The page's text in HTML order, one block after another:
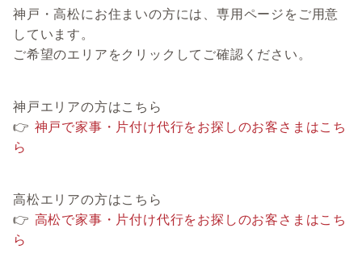
神戸・高松にお住まいの方には、専用ページをご用意
しています。
ご希望のエリアをクリックしてご確認ください。
神戸エリアの方はこちら
👉 神戸で家事・片付け代行をお探しのお客さまはこち
ら
高松エリアの方はこちら
👉 高松で家事・片付け代行をお探しのお客さまはこち
ら